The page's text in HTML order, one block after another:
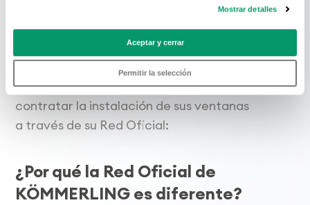
Mostrar detalles
Aceptar y cerrar
Permitir la selección
En KÖMMERLING sabemos que el mejor
sistema de perfiles no sirve de nada si no
se acompaña de una cuidada
fabricación e instalación de la ventana.
Por eso KÖMMERLING solo recomienda
contratar la instalación de sus ventanas
a través de su Red Oficial:
¿Por qué la Red Oficial de
KÖMMERLING es diferente?